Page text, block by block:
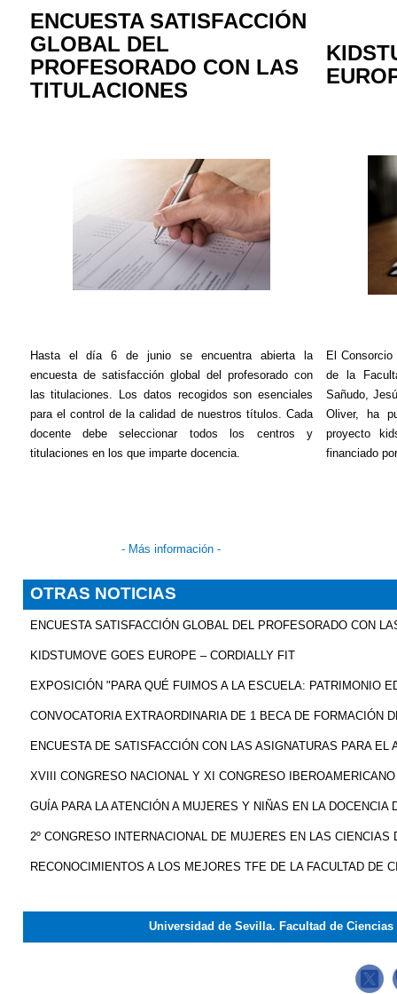
ENCUESTA SATISFACCIÓN
GLOBAL DEL
PROFESORADO CON LAS
TITULACIONES
Hasta el día 6 de junio se encuentra abierta la
encuesta de satisfacción global del profesorado con
las titulaciones. Los datos recogidos son esenciales
para el control de la calidad de nuestros títulos. Cada
docente debe seleccionar todos los centros y
titulaciones en los que imparte docencia.
El
de la
Sañudo,
Oliver, ha
proyecto
financiado
- Más información -
OTRAS NOTICIAS
ENCUESTA SATISFACCIÓN GLOBAL DEL PROFESORADO CON
KIDSTUMOVE GOES EUROPE – CORDIALLY FIT
EXPOSICIÓN "PARA QUÉ FUIMOS A LA ESCUELA: PATRIMONIO
CONVOCATORIA EXTRAORDINARIA DE 1 BECA DE FORMACIÓN
ENCUESTA DE SATISFACCIÓN CON LAS ASIGNATURAS PARA EL
XVIII CONGRESO NACIONAL Y XI CONGRESO
GUÍA PARA LA ATENCIÓN A MUJERES Y NIÑAS EN LA
2º CONGRESO INTERNACIONAL DE MUJERES EN LAS CIENCIAS
RECONOCIMIENTOS A LOS MEJORES TFE DE LA FACULTAD DE
Universidad de Sevilla. Facultad de